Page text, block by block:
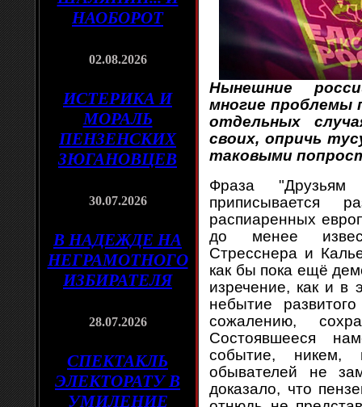
НАОБОРОТ
02.08.2026
ИСТЕРИКА И
МОРАЛЬ
ПЕНЗЕНСКИХ
ЗЮГАНОВЦЕВ
30.07.2026
В НАДЕЖДЕ НА
НЕГРАМОТНОГО
ИЗБИРАТЕЛЯ
28.07.2026
СПЕКТАКЛЬ
ЭЛЕКТОРАТУ В
УМИЛЕНИЕ
Нынешние
многие проблемы
отдельных
своих, опричь
таковыми
Фраза
приписывается
распиаренных
до менее
Стресснера и
как бы пока ещё
изречение, как и в
небытие
сожалению,
Состоявшееся
событие,
обывателей не
доказало, что